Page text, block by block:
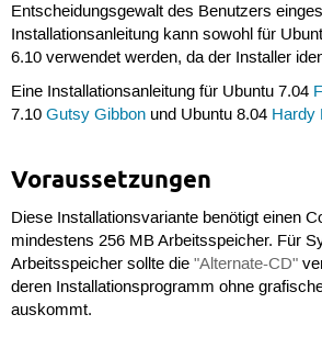
Entscheidungsgewalt des Benutzers
Installationsanleitung kann sowohl für
6.10 verwendet werden, da der Installer
Eine Installationsanleitung für Ubuntu 7.04
7.10 Gutsy Gibbonund Ubuntu 8.04 Hardy
Voraussetzungen
Diese Installationsvariante benötigt einen
mindestens 256 MB Arbeitsspeicher. Für
Arbeitsspeicher sollte die "Alternate-CD"
deren Installationsprogramm ohne
auskommt.